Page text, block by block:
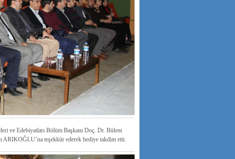
ve Edebiyatları Bölüm Başkanı Doç. Dr. Bülent
teşekkür ederek hediye takdim etti.